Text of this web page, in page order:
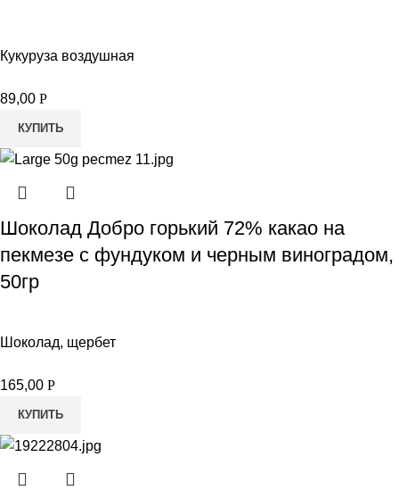
Кукуруза воздушная
89,00 Р
КУПИТЬ
Шоколад Добро горький 72% какао на
пекмезе с фундуком и черным виноградом,
50гр
Шоколад, щербет
165,00 Р
КУПИТЬ